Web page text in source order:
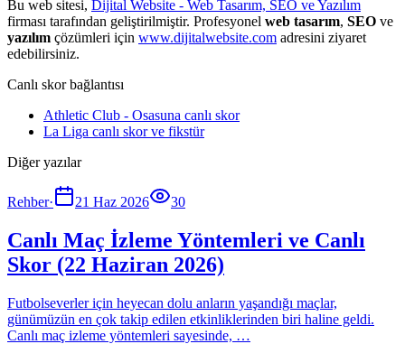
Bu web sitesi, Dijital Website - Web Tasarım, SEO ve Yazılım
firması tarafından geliştirilmiştir. Profesyonel web tasarım, SEO ve
yazılım çözümleri için www.dijitalwebsite.com adresini ziyaret
edebilirsiniz.
Canlı skor bağlantısı
Athletic Club - Osasuna canlı skor
La Liga canlı skor ve fikstür
Diğer yazılar
Rehber· 21 Haz 2026 30
Canlı Maç İzleme Yöntemleri ve Canlı
Skor (22 Haziran 2026)
Futbolseverler için heyecan dolu anların yaşandığı maçlar,
günümüzün en çok takip edilen etkinliklerinden biri haline geldi.
Canlı maç izleme yöntemleri sayesinde, …